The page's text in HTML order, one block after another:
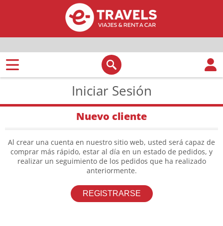
Iniciar Sesión
Nuevo cliente
Al crear una cuenta en nuestro sitio web, usted será capaz de
comprar más rápido, estar al día en un estado de pedidos, y
realizar un seguimiento de los pedidos que ha realizado
anteriormente.